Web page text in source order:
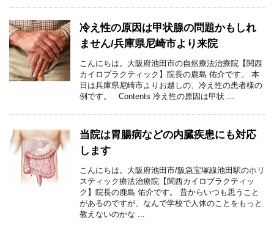
冷え性の原因は甲状腺の問題かもしれ
ません/兵庫県尼崎市より来院
こんにちは。大阪府池田市の自然療法治療院【関西
カイロプラクティック】院長の鹿島 佑介です。 本
日は兵庫県尼崎市よりお越しの、冷え性の患者様の
例です。 Contents 冷え性の原因は甲状 ...
当院は胃腸病などの内臓疾患にも対応
します
こんにちは。大阪府池田市/阪急宝塚線池田駅のホリ
スティック療法治療院【関西カイロプラクティッ
ク】院長の鹿島 佑介です。 昔からいつも思うこと
があるのですが、なんで学校で人体のことをもっと
教えないのかな ...